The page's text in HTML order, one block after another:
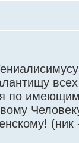
по
(ник